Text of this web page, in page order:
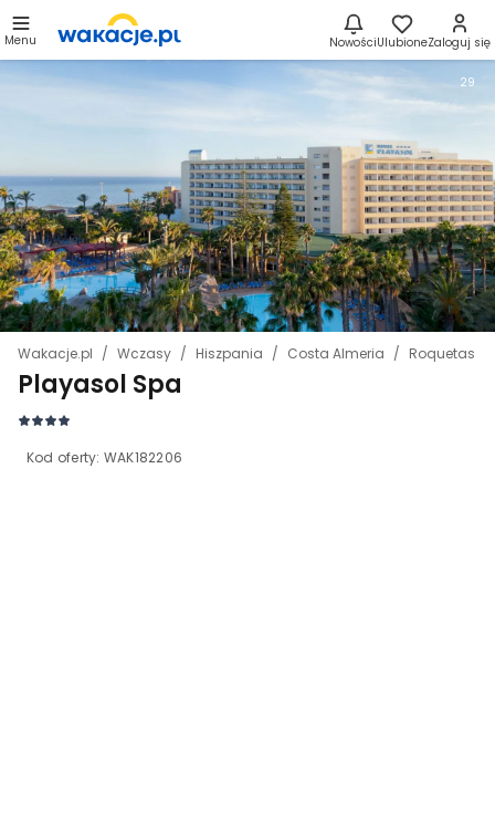
Menu NowościUlubioneZaloguj się
Wakacje.pl Wczasy Hiszpania Costa Almeria Roquetas
Playasol Spa
Kod oferty: WAK182206
29